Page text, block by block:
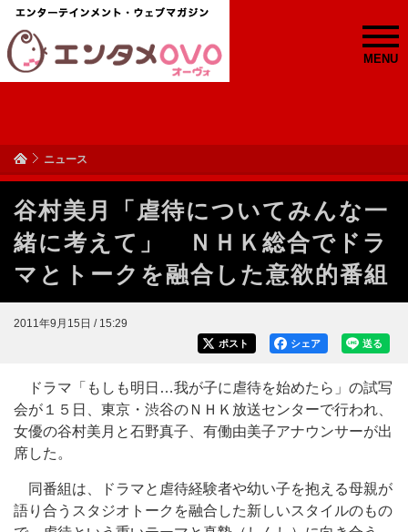
MENU
ニュース
谷村美月「虐待についてみんな一
緒に考えて」 ＮＨＫ総合でドラ
マとトークを融合した意欲的番組
2011年9月15日 / 15:29
送る
シェア
ポスト
ドラマ「もしも明日…我が子に虐待を始めたら」の試写
会が１５日、東京・渋谷のＮＨＫ放送センターで行われ、
女優の谷村美月と石野真子、有働由美子アナウンサーが出
席した。
同番組は、ドラマと虐待経験者や幼い子を抱える母親が
語り合うスタジオトークを融合した新しいスタイルのもの